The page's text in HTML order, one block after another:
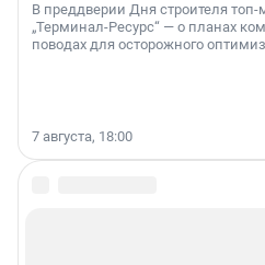
В преддверии Дня строителя
„Терминал-Ресурс“ — о планах
поводах для осторожного
7 августа, 18:00